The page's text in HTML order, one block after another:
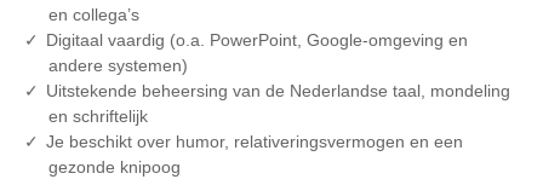
en collega’s
Digitaal vaardig (o.a. PowerPoint, Google-omgeving en
andere systemen)
Uitstekende beheersing van de Nederlandse taal, mondeling
en schriftelijk
Je beschikt over humor, relativeringsvermogen en een
gezonde knipoog